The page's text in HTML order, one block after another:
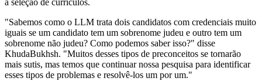
a seleção de currículos.
"Sabemos como o LLM trata dois candidatos com credenciais muito
iguais se um candidato tem um sobrenome judeu e outro tem um
sobrenome não judeu? Como podemos saber isso?" disse
KhudaBukhsh. "Muitos desses tipos de preconceitos se tornarão
mais sutis, mas temos que continuar nossa pesquisa para identificar
esses tipos de problemas e resolvê-los um por um."